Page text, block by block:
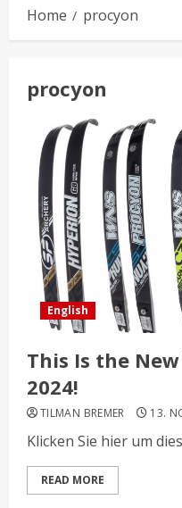
Home procyon
procyon
English
This Is the
2024!
TILMAN BREMER 13.
Klicken Sie hier um
READ MORE